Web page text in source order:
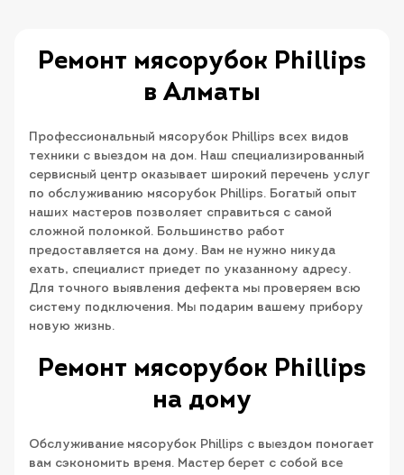
Ремонт мясорубок Phillips
в Алматы
Профессиональный мясорубок Phillips всех видов
техники с выездом на дом. Наш специализированный
сервисный центр оказывает широкий перечень услуг
по обслуживанию мясорубок Phillips. Богатый опыт
наших мастеров позволяет справиться с самой
сложной поломкой. Большинство работ
предоставляется на дому. Вам не нужно никуда
ехать, специалист приедет по указанному адресу.
Для точного выявления дефекта мы проверяем всю
систему подключения. Мы подарим вашему прибору
новую жизнь.
Ремонт мясорубок Phillips
на дому
Обслуживание мясорубок Phillips с выездом помогает
вам сэкономить время. Мастер берет с собой все